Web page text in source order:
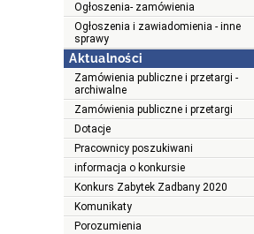
Ogłoszenia- zamówienia
Ogłoszenia i zawiadomienia - inne
sprawy
Aktualności
Zamówienia publiczne i przetargi -
archiwalne
Zamówienia publiczne i przetargi
Dotacje
Pracownicy poszukiwani
informacja o konkursie
Konkurs Zabytek Zadbany 2020
Komunikaty
Porozumienia